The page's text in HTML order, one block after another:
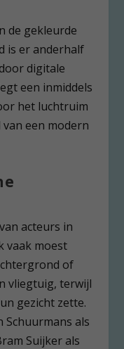
de gekleurde
is er anderhalf
digitale
een inmiddels
het luchtruim
een modern
acteurs in
vaak moest
of
vliegtuig, terwijl
gezicht zette.
Schuurmans als
Suijker als